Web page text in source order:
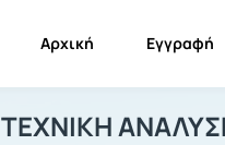
Αρχική Εγγραφή
Μάθημα :
ΤΕΧΝΙΚΗ